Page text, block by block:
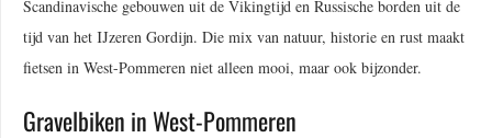
Scandinavische gebouwen uit de Vikingtijd en Russische borden uit de
tijd van het IJzeren Gordijn. Die mix van natuur, historie en rust maakt
fietsen in West-Pommeren niet alleen mooi, maar ook bijzonder.
Gravelbiken in West-Pommeren